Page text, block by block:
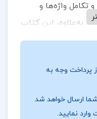
تکامل واژه‌ها و
به‌علاوه، این کتاب
و
ادبیات مطرح
و تحقیقاتی
پرداخت وجه به
ارسال خواهد شد
نمایید.